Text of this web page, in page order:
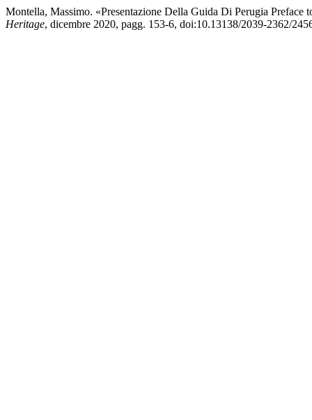
Montella, Massimo. «Presentazione Della Guida Di Perugia Preface
Heritage, dicembre 2020, pagg. 153-6, doi:10.13138/2039-2362/